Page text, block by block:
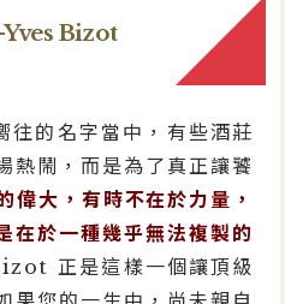
Bizot
往的名字當中，有些酒莊
熱鬧，而是為了真正讓饕
大，有時不在於力量，
在於一種幾乎無法複製的
正是這樣一個讓頂級